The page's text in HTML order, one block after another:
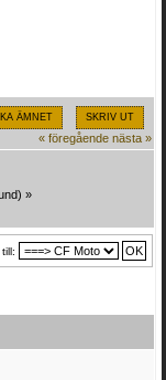
ÄMNET SKRIV UT
« föregående nästa »
) »